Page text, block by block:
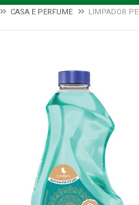
CASA E PERFUME LIMPADOR